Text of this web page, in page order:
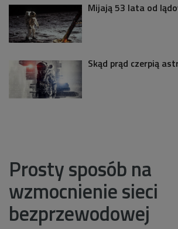
Mijają 53 lata od
Skąd prąd czerpią
Prosty sposób na
wzmocnienie sieci
bezprzewodowej